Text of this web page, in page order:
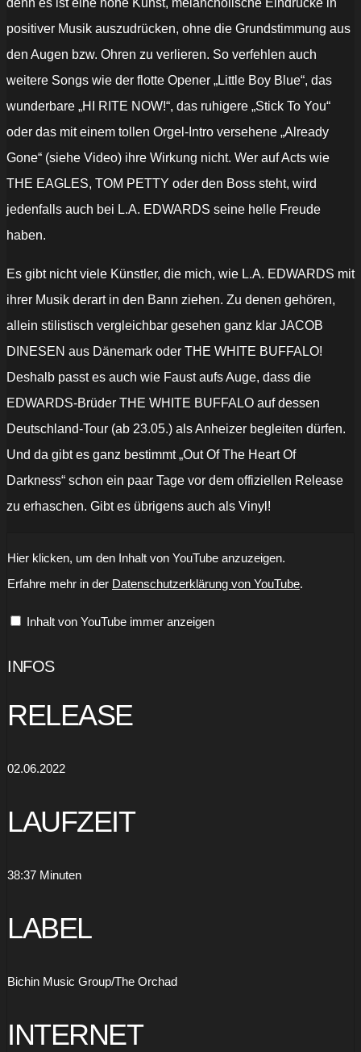
positiver Musik auszudrücken, ohne die Grundstimmung aus
den Augen bzw. Ohren zu verlieren. So verfehlen auch
weitere Songs wie der flotte Opener „Little Boy Blue“, das
wunderbare „HI RITE NOW!“, das ruhigere „Stick To You“
oder das mit einem tollen Orgel-Intro versehene „Already
Gone“ (siehe Video) ihre Wirkung nicht. Wer auf Acts wie
THE EAGLES, TOM PETTY oder den Boss steht, wird
jedenfalls auch bei L.A. EDWARDS seine helle Freude
haben.
Es gibt nicht viele Künstler, die mich, wie L.A. EDWARDS mit
ihrer Musik derart in den Bann ziehen. Zu denen gehören,
allein stilistisch vergleichbar gesehen ganz klar JACOB
DINESEN aus Dänemark oder THE WHITE BUFFALO!
Deshalb passt es auch wie Faust aufs Auge, dass die
EDWARDS-Brüder THE WHITE BUFFALO auf dessen
Deutschland-Tour (ab 23.05.) als Anheizer begleiten dürfen.
Und da gibt es ganz bestimmt „Out Of The Heart Of
Darkness“ schon ein paar Tage vor dem offiziellen Release
zu erhaschen. Gibt es übrigens auch als Vinyl!
Gone
L.A.
YouTube
Hier klicken, um den Inhalt von YouTube anzuzeigen.
Erfahre mehr in der Datenschutzerklärung von YouTube.
Inhalt von YouTube immer anzeigen
INFOS
RELEASE
02.06.2022
LAUFZEIT
38:37 Minuten
LABEL
Bichin Music Group/The Orchad
INTERNET